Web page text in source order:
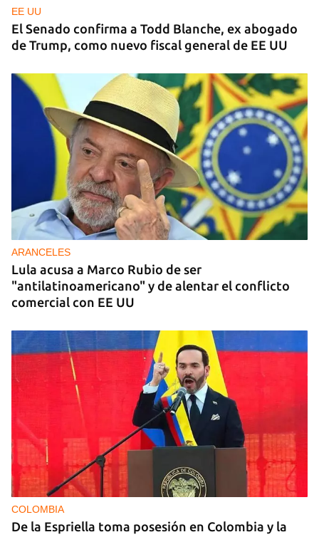
EE UU
El Senado confirma a Todd Blanche, ex abogado
de Trump, como nuevo fiscal general de EE UU
ARANCELES
Lula acusa a Marco Rubio de ser
"antilatinoamericano" y de alentar el conflicto
comercial con EE UU
COLOMBIA
De la Espriella toma posesión en Colombia y la